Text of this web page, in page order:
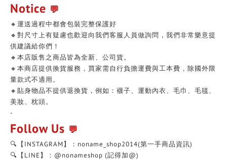
Notice 💬
🔸運送過程中都會包裝完整保護好
🔸對尺寸上有疑慮也歡迎向我們客服人員做詢問，我們非常樂意提
供建議給你們！
🔸本店販售之商品皆為全新、公司貨。
🔸本商店提供換貨服務，買家需自行負擔運費與工本費，除國外限
量款式不適用。
🔸貼身物品不提供退換貨，例如：襪子、運動內衣、毛巾、毛毯、
美妝、枕頭。
-
Follow Us 💬
🔍【INSTAGRAM】：noname_shop2014(第一手商品資訊)
🔍【LINE】：@nonameshop (記得加@)